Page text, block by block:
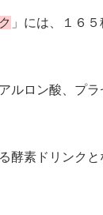
」には、１６
ルロン酸、プ
酵素ドリンクと